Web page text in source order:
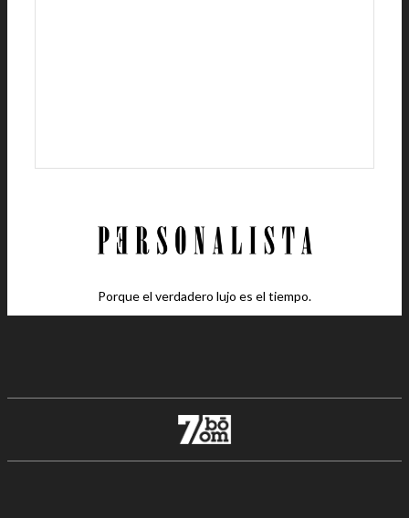
Porque el verdadero lujo es el tiempo.